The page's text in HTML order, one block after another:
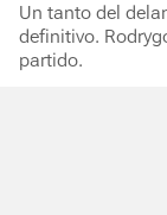
Un tanto del
definitivo.
partido.